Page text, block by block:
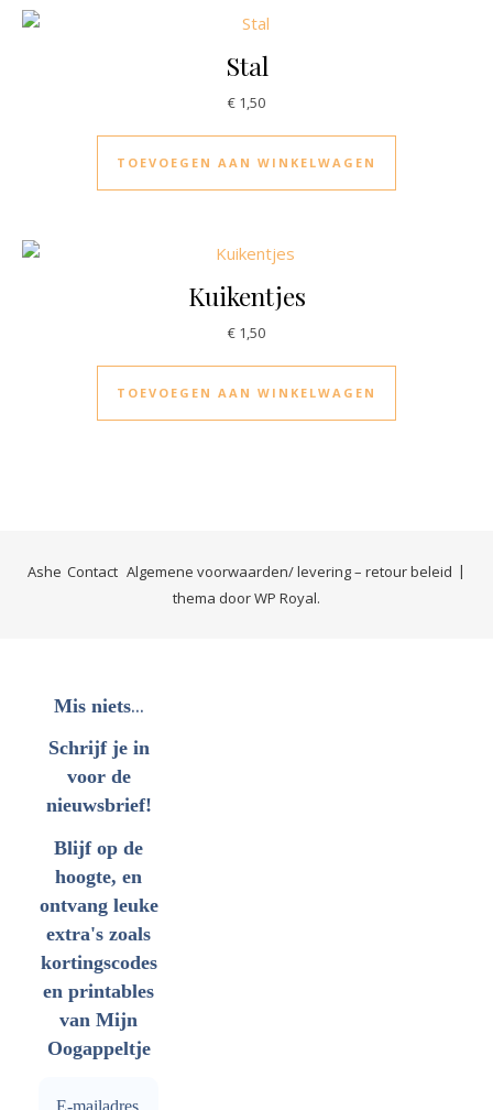
Stal
€ 1,50
TOEVOEGEN AAN WINKELWAGEN
Kuikentjes
€ 1,50
TOEVOEGEN AAN WINKELWAGEN
Contact Algemene voorwaarden/ levering – retour beleid
Ashe
thema doorWP Royal.
Mis niets...
Schrijf je in
voor de
nieuwsbrief!
Blijf op de
hoogte, en
ontvang leuke
extra's zoals
kortingscodes
en printables
van Mijn
Oogappeltje